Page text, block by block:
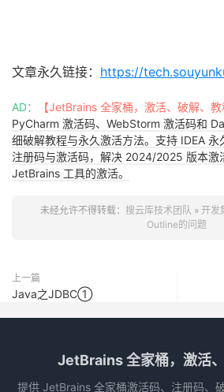
文章永久链接： https://
AD： 【JetBrains 全家桶，激活、破解、教
PyCharm 激活码、WebStorm 激活码和
细破解教程与永久激活方法。支持 IDEA
注册码与激活码，解决 2024/2025 版本激
JetBrains 工具的激活。
未经允许不得转载： 搜云库技术团队 » 开发
Outline的问题
上一篇
Java之JDBC①
JetBrains 全家桶，激活
提供 JetBrains 全家桶激活码、注册码、